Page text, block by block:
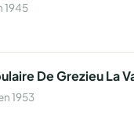
1945
De Grezieu La
1953